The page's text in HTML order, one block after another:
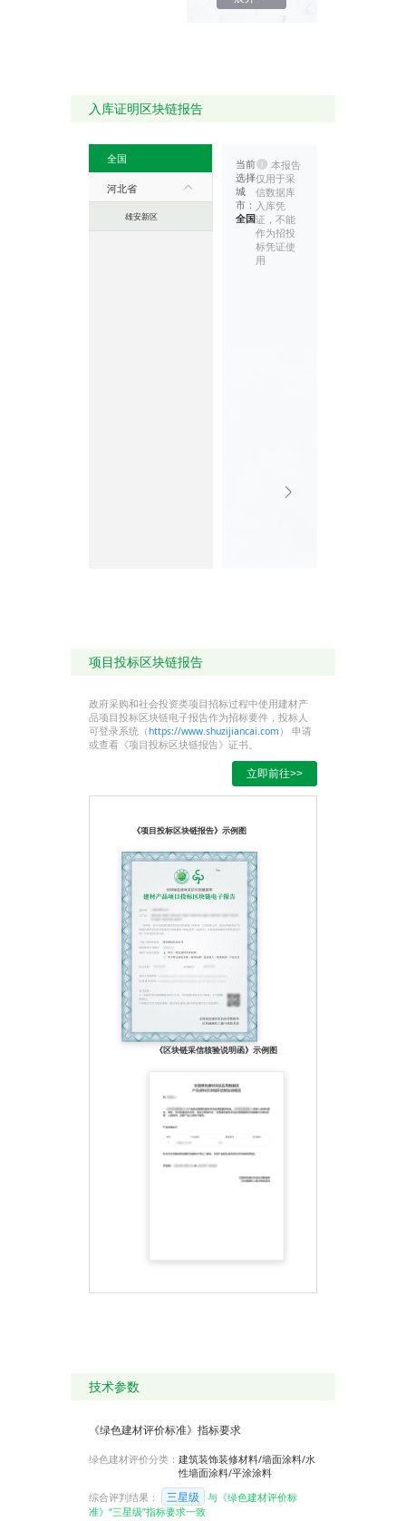
入库证明区块链报告
全国
河北省
雄安新区
当前
选择
城
市：
全国
本报告
仅用于采
信数据库
入库凭
证，不能
作为招投
标凭证使
用
项目投标区块链报告
政府采购和社会投资类项目招标过程中使用建材产
品项目投标区块链电子报告作为招标要件，投标人
可登录系统（https://www.shuzijiancai.com ） 申请
或查看《项目投标区块链报告》证书。
立即前往>>
《项目投标区块链报告》示例图
《区块链采信核验说明函》示例图
技术参数
《绿色建材评价标准》指标要求
绿色建材评价分类：建筑装饰装修材料/墙面涂料/水
性墙面涂料/平涂涂料
综合评判结果：
三星级
与《绿色建材评价标
准》“三星级”指标要求一致